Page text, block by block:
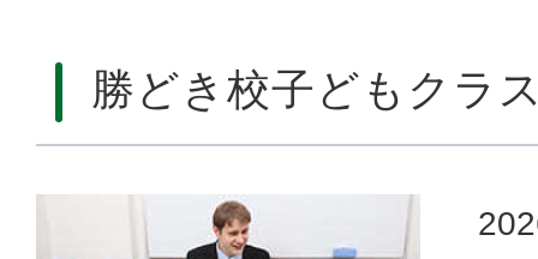
勝どき校子どもクラ